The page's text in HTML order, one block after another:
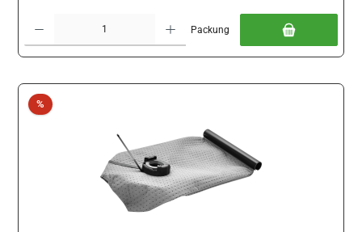
Packung
%Rabatt